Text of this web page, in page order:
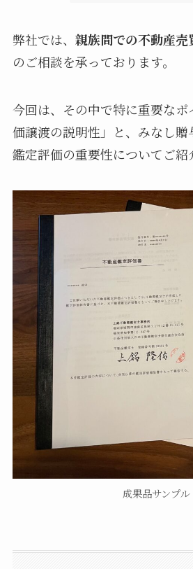
弊社では、 親族間での不動産売
のご相談を承っております。
今回は、その中で特に重要な
価譲渡の説明性」と、みなし贈
鑑定評価の重要性についてご紹
成果品サンプル